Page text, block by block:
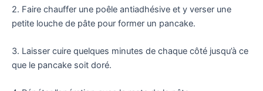
2. Faire chauffer une poêle antiadhésive et y verser une
petite louche de pâte pour former un pancake.
3. Laisser cuire quelques minutes de chaque côté jusqu’à ce
que le pancake soit doré.